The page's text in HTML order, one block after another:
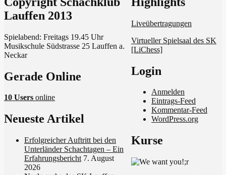
Liveübertragungen
Virtueller Spielsaal des SK
[LiChess]
Login
Anmelden
Eintrags-Feed
Kommentar-Feed
WordPress.org
Kurse
Lauffen 2013
Spielabend: Freitags 19.45 Uhr
Musikschule Südstrasse 25 Lauffen a.
Neckar
Gerade Online
10 Users online
Neueste Artikel
Erfolgreicher Auftritt bei den
Unterländer Schachtagen – Ein
Erfahrungsbericht 7. August
2026